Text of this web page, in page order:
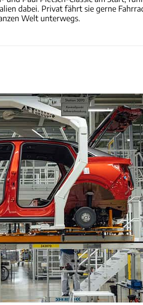
dabei. Privat fährt sie gerne
Welt unterwegs.